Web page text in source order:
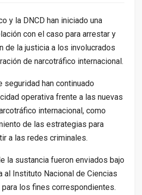
y la DNCD han iniciado una
con el caso para arrestar y
de la justicia a los involucrados
de narcotráfico internacional.
seguridad han continuado
operativa frente a las nuevas
internacional, como
de las estrategias para
a las redes criminales.
la sustancia fueron enviados bajo
al Instituto Nacional de Ciencias
para los fines correspondientes.